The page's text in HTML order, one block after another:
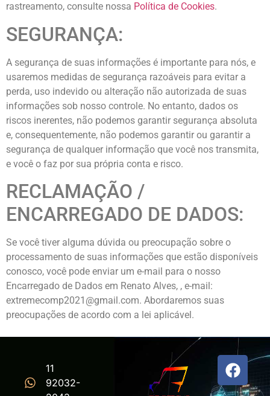
rastreamento, consulte nossa Política de Cookies.
SEGURANÇA:
A segurança de suas informações é importante para nós, e
usaremos medidas de segurança razoáveis para evitar a
perda, uso indevido ou alteração não autorizada de suas
informações sob nosso controle. No entanto, dados os
riscos inerentes, não podemos garantir segurança absoluta
e, consequentemente, não podemos garantir ou garantir a
segurança de qualquer informação que você nos transmita,
e você o faz por sua própria conta e risco.
RECLAMAÇÃO /
ENCARREGADO DE DADOS:
Se você tiver alguma dúvida ou preocupação sobre o
processamento de suas informações que estão disponíveis
conosco, você pode enviar um e-mail para o nosso
Encarregado de Dados em Renato Alves, , e-mail:
extremecomp2021@gmail.com. Abordaremos suas
preocupações de acordo com a lei aplicável.
11
92032-